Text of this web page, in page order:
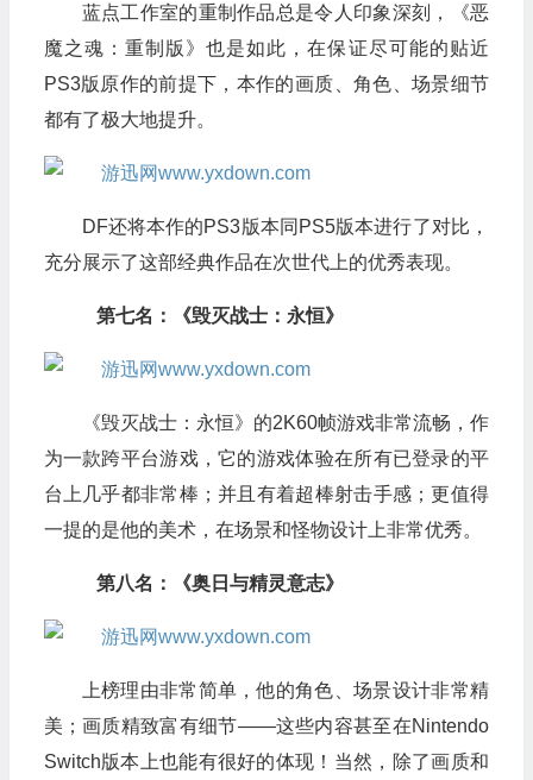
蓝点工作室的重制作品总是令人印象深刻，《恶
魔之魂：重制版》也是如此，在保证尽可能的贴近
PS3版原作的前提下，本作的画质、角色、场景细节
都有了极大地提升。
DF还将本作的PS3版本同PS5版本进行了对比，
充分展示了这部经典作品在次世代上的优秀表现。
第七名：《毁灭战士：永恒》
《毁灭战士：永恒》的2K60帧游戏非常流畅，作
为一款跨平台游戏，它的游戏体验在所有已登录的平
台上几乎都非常棒；并且有着超棒射击手感；更值得
一提的是他的美术，在场景和怪物设计上非常优秀。
第八名：《奥日与精灵意志》
上榜理由非常简单，他的角色、场景设计非常精
美；画质精致富有细节——这些内容甚至在Nintendo
Switch版本上也能有很好的体现！当然，除了画质和